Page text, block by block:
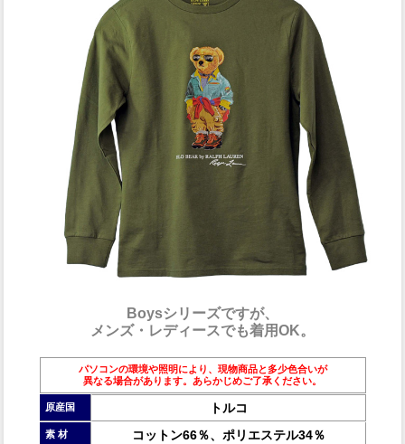
Boysシリーズですが、
メンズ・レディースでも着用OK。
パソコンの環境や照明により、現物商品と多少色合いが
異なる場合があります。あらかじめご了承ください。
原産国 トルコ
素 材 コットン66％、ポリエステル34％